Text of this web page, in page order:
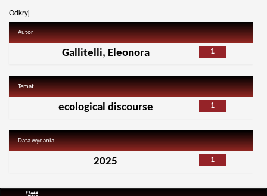
Odkryj
Autor
1
Gallitelli, Eleonora
Temat
1
ecological discourse
Data wydania
1
2025